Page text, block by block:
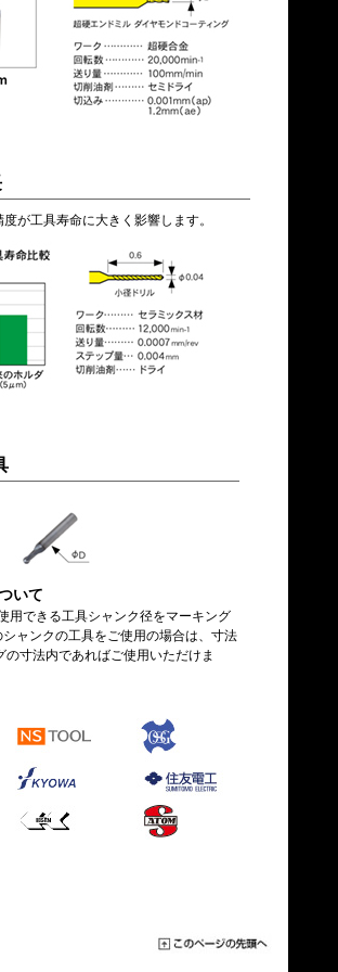
が工具寿命に大きく影響します。
いて
用できる工具シャンク径をマーキング
ャンクの工具をご使用の場合は、寸法
の寸法内であればご使用いただけま